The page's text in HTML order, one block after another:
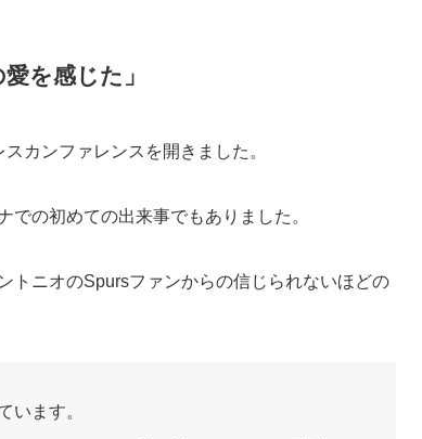
を感じた」
カンファレンスを開きました。
の初めての出来事でもありました。
トニオのSpursファンからの信じられないほどの
います。